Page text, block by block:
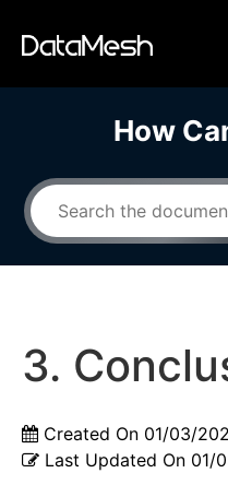
How
3.
Created On 01/03/
Last Updated On 01/